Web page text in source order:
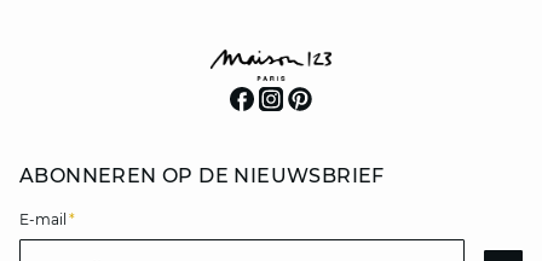
ABONNEREN OP DE NIEUWSBRIEF
E-mail *